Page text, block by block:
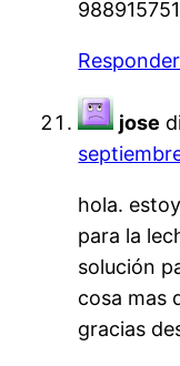
988915751
Responder
jose
hola.
para la
solución
cosa mas
gracias